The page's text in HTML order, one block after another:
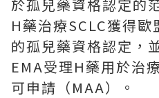
於孤兒藥資格認定的
H藥治療SCLC獲得
的孤兒藥資格認定，
EMA受理H藥用於治
可申請（MAA）。